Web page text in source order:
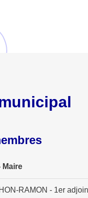
Maire
RAMON - 1er